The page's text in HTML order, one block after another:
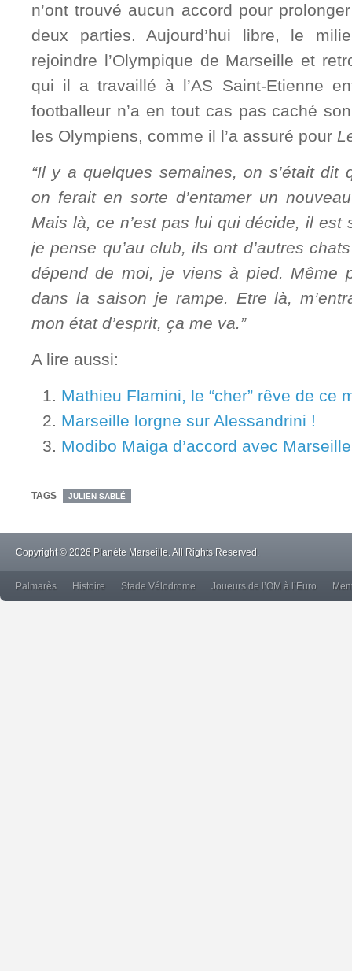
n’ont trouvé aucun accord pour
deux parties. Aujourd’hui libre, le
rejoindre l’Olympique de Marseille et
qui il a travaillé à l’AS Saint-Etienne
footballeur n’a en tout cas pas caché
les Olympiens, comme il l’a assuré pour
“Il y a quelques semaines, on s’était dit
on ferait en sorte d’entamer un
Mais là, ce n’est pas lui qui décide, il est
je pense qu’au club, ils ont d’autres
dépend de moi, je viens à pied. Même
dans la saison je rampe. Etre là,
mon état d’esprit, ça me va.”
A lire aussi:
Mathieu Flamini, le “cher” rêve de ce
Marseille lorgne sur Alessandrini !
Modibo Maiga d’accord avec
TAGS JULIEN SABLÉ
Copyright © 2026 Planète Marseille. All Rights Reserved.
Palmarès Histoire Stade Vélodrome Joueurs de l’OM à l’Euro